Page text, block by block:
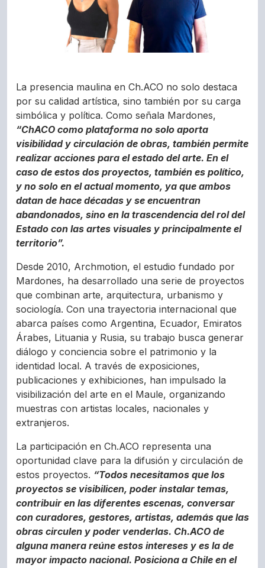
La presencia maulina en Ch.ACO no solo destaca
por su calidad artística, sino también por su carga
simbólica y política. Como señala Mardones,
“ChACO como plataforma no solo aporta
visibilidad y circulación de obras, también permite
realizar acciones para el estado del arte. En el
caso de estos dos proyectos, también es político,
y no solo en el actual momento, ya que ambos
datan de hace décadas y se encuentran
abandonados, sino en la trascendencia del rol del
Estado con las artes visuales y principalmente el
territorio”.
Desde 2010, Archmotion, el estudio fundado por
Mardones, ha desarrollado una serie de proyectos
que combinan arte, arquitectura, urbanismo y
sociología. Con una trayectoria internacional que
abarca países como Argentina, Ecuador, Emiratos
Árabes, Lituania y Rusia, su trabajo busca generar
diálogo y conciencia sobre el patrimonio y la
identidad local. A través de exposiciones,
publicaciones y exhibiciones, han impulsado la
visibilización del arte en el Maule, organizando
muestras con artistas locales, nacionales y
extranjeros.
La participación en Ch.ACO representa una
oportunidad clave para la difusión y circulación de
estos proyectos. “Todos necesitamos que los
proyectos se visibilicen, poder instalar temas,
contribuir en las diferentes escenas, conversar
con curadores, gestores, artistas, además que las
obras circulen y poder venderlas. Ch.ACO de
alguna manera reúne estos intereses y es la de
mayor impacto nacional. Posiciona a Chile en el